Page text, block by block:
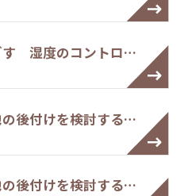
湿度のコントロ…
後付けを検討する…
後付けを検討する…